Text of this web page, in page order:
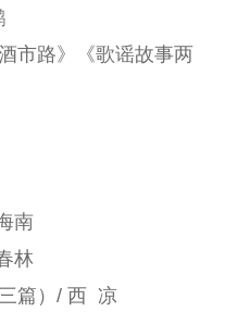
路》《歌谣故事两
南
林
篇）/ 西 凉